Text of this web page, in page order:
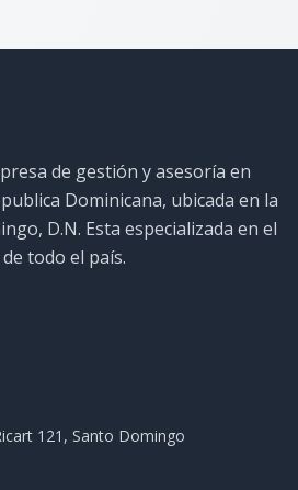
de gestión y asesoría en
Dominicana, ubicada en la
D.N. Esta especializada en el
todo el país.
121, Santo Domingo